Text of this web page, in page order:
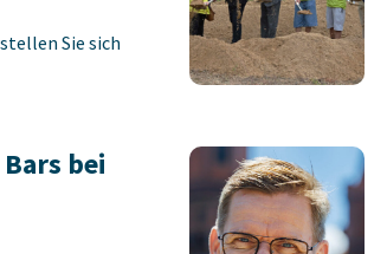
Sie sich
Bars bei